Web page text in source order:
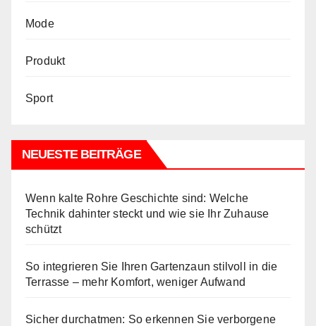
Mode
Produkt
Sport
NEUESTE BEITRÄGE
Wenn kalte Rohre Geschichte sind: Welche
Technik dahinter steckt und wie sie Ihr Zuhause
schützt
So integrieren Sie Ihren Gartenzaun stilvoll in die
Terrasse – mehr Komfort, weniger Aufwand
Sicher durchatmen: So erkennen Sie verborgene